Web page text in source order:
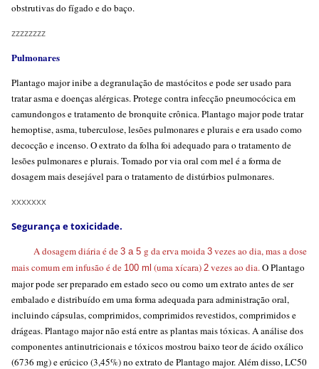
obstrutivas do fígado e do baço.
zzzzzzzz
Pulmonares
Plantago major inibe a degranulação de mastócitos e pode ser usado para
tratar asma e doenças alérgicas. Protege contra infecção pneumocócica em
camundongos e tratamento de bronquite crônica. Plantago major pode tratar
hemoptise, asma, tuberculose, lesões pulmonares e plurais e era usado como
decocção e incenso. O extrato da folha foi adequado para o tratamento de
lesões pulmonares e plurais. Tomado por via oral com mel é a forma de
dosagem mais desejável para o tratamento de distúrbios pulmonares.
xxxxxxx
Segurança e toxicidade.
A dosagem diária é de3 a 5 g da erva moida3 vezes ao dia, mas a dose
mais comum em infusão é de 100 ml (uma xícara)2 vezes ao dia.O Plantago
major pode ser preparado em estado seco ou como um extrato antes de ser
embalado e distribuído em uma forma adequada para administração oral,
incluindo cápsulas, comprimidos, comprimidos revestidos, comprimidos e
drágeas. Plantago major não está entre as plantas mais tóxicas. A análise dos
componentes antinutricionais e tóxicos mostrou baixo teor de ácido oxálico
(6736 mg) e erúcico (3,45%) no extrato de Plantago major. Além disso, LC50